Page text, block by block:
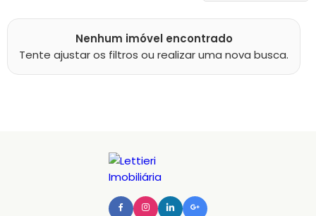
Nenhum imóvel encontrado
Tente ajustar os filtros ou realizar uma nova busca.